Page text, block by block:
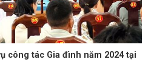
công tác Gia đình năm 2024 tại